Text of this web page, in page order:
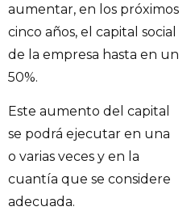
aumentar, en los próximos
cinco años, el capital social
de la empresa hasta en un
50%.
Este aumento del capital
se podrá ejecutar en una
o varias veces y en la
cuantía que se considere
adecuada.